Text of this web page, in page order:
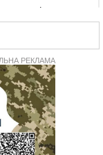
іграшки: у
в дитсадку
повертається
податку
черкаські
України
РЕКЛАМА